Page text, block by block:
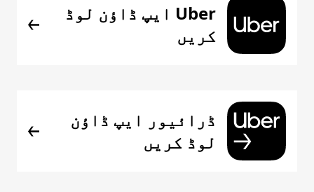
Uber ایپ ڈاؤن لوڈ
کریں
ڈرائیور ایپ ڈاؤن
لوڈ کریں